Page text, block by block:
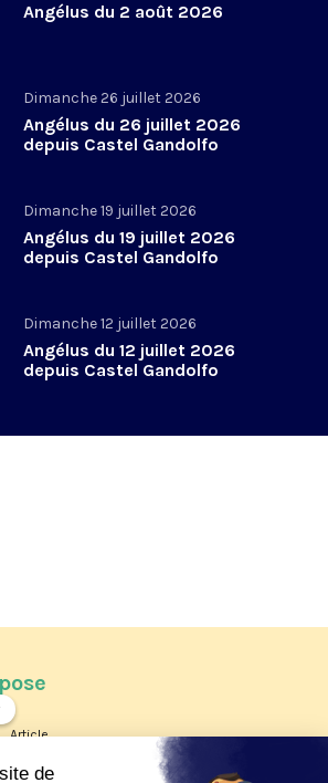
Angélus du 2 août 2026
Dimanche 26 juillet 2026
Angélus du 26 juillet 2026
depuis Castel Gandolfo
Dimanche 19 juillet 2026
Angélus du 19 juillet 2026
depuis Castel Gandolfo
Dimanche 12 juillet 2026
Angélus du 12 juillet 2026
depuis Castel Gandolfo
Article
Les reportages d'été 2026 de KTO